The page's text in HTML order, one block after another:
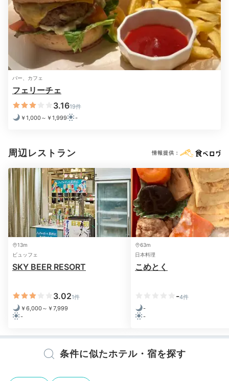
バー、カフェ
フェリーチェ
3.1619件
￥1,000～￥1,999
-
周辺レストラン 情報提供：
13m
ビュッフェ
SKY BEER RESORT
3.021件
￥6,000～￥7,999
-
63m
日本料理
こめとく
-4件
-
-
条件に似たホテル・宿を探す